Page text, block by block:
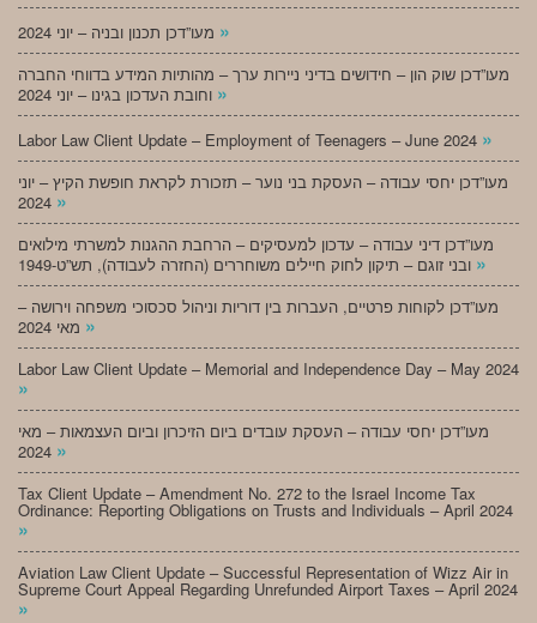
»
מעו”דכן שוק הון – חידושים בדיני ניירות ערך – מהותיות המידע בדווחי החברה
»
Labor Law Client Update – Employment of Teenagers – June 2024 »
מעו”דכן יחסי עבודה – העסקת בני נוער – תזכורת לקראת חופשת הקיץ – יוני
»
מעו”דכן דיני עבודה – עדכון למעסיקים – הרחבת ההגנות למשרתי מילואים
»
מעו”דכן לקוחות פרטיים, העברות בין דוריות וניהול סכסוכי משפחה וירושה –
»
Labor Law Client Update – Memorial and Independence Day – May 2024
»
מעו”דכן יחסי עבודה – העסקת עובדים ביום הזיכרון וביום העצמאות – מאי
»
Tax Client Update – Amendment No. 272 to the Israel Income Tax
Ordinance: Reporting Obligations on Trusts and Individuals – April 2024
»
Aviation Law Client Update – Successful Representation of Wizz Air in
Supreme Court Appeal Regarding Unrefunded Airport Taxes – April 2024
»